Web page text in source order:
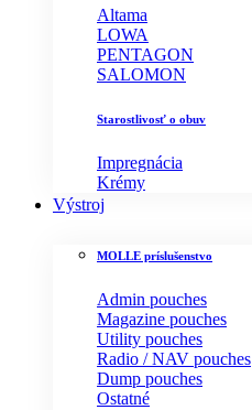
Altama
LOWA
PENTAGON
SALOMON
Starostlivosť o obuv
Impregnácia
Krémy
Výstroj
MOLLE príslušenstvo
Admin pouches
Magazine pouches
Utility pouches
Radio / NAV pouches
Dump pouches
Ostatné